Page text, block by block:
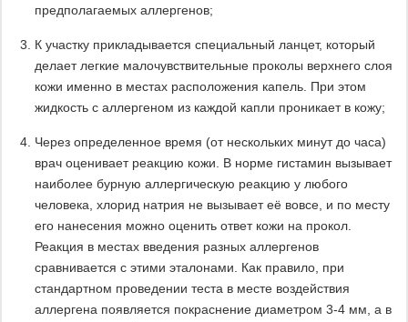
предполагаемых аллергенов;
К участку прикладывается специальный ланцет, который
делает легкие малочувствительные проколы верхнего слоя
кожи именно в местах расположения капель. При этом
жидкость с аллергеном из каждой капли проникает в кожу;
Через определенное время (от нескольких минут до часа)
врач оценивает реакцию кожи. В норме гистамин вызывает
наиболее бурную аллергическую реакцию у любого
человека, хлорид натрия не вызывает её вовсе, и по месту
его нанесения можно оценить ответ кожи на прокол.
Реакция в местах введения разных аллергенов
сравнивается с этими эталонами. Как правило, при
стандартном проведении теста в месте воздействия
аллергена появляется покраснение диаметром 3-4 мм, а в